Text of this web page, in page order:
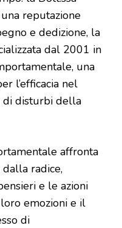
reputazione
e dedizione, la
dal 2001 in
una
l’efficacia nel
di disturbi della
affronta
radice,
e le azioni
emozioni e il
di